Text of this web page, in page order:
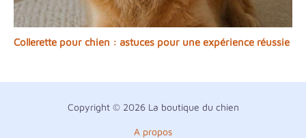
Collerette pour chien : astuces pour une expérience réussie
Copyright © 2026 La boutique du chien
A propos